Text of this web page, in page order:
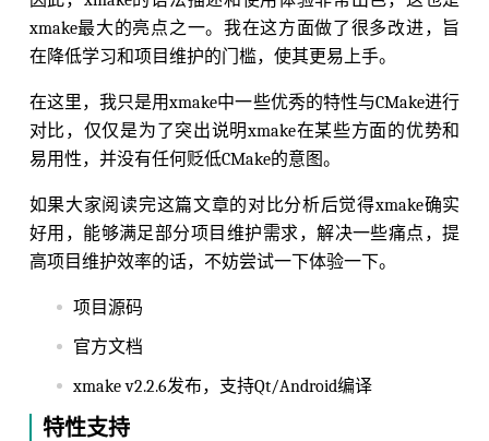
xmake最大的亮点之一。我在这方面做了很多改进，旨
在降低学习和项目维护的门槛，使其更易上手。
在这里，我只是用xmake中一些优秀的特性与CMake进行
对比，仅仅是为了突出说明xmake在某些方面的优势和
易用性，并没有任何贬低CMake的意图。
如果大家阅读完这篇文章的对比分析后觉得xmake确实
好用，能够满足部分项目维护需求，解决一些痛点，提
高项目维护效率的话，不妨尝试一下体验一下。
项目源码
官方文档
xmake v2.2.6发布，支持Qt/Android编译
特性支持